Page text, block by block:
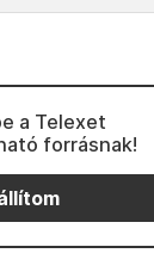
a Telexet
forrásnak!